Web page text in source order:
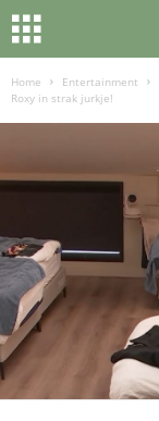
Home Entertainment
Roxy in strak jurkje!